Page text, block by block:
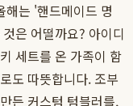
해는 '핸드메이드 명
은 어떨까요? 아이디
세트를 온 가족이 함
도 따뜻합니다. 조부
든 커스텀 텀블러를,